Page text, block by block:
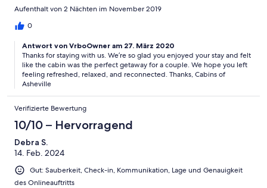
Aufenthalt von 2 Nächten im November 2019
0
Antwort von VrboOwner am 27. März 2020
Thanks for staying with us. We’re so glad you enjoyed your stay and felt
like the cabin was the perfect getaway for a couple. We hope you left
feeling refreshed, relaxed, and reconnected. Thanks, Cabins of
Asheville
Verifizierte Bewertung
10/10 – Hervorragend
Debra S.
14. Feb. 2024
Gut: Sauberkeit, Check-in, Kommunikation, Lage und Genauigkeit
des Onlineauftritts